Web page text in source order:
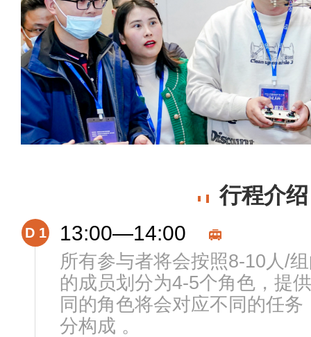
行程介绍
D 1 13:00—14:00
所有参与者将会按照8-10人/
的成员划分为4-5个角色，提
同的角色将会对应不同的任
分构成 。